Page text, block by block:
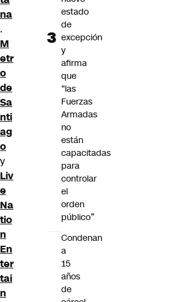
na
.
M
etr
o
de
Sa
nti
ag
o
y
Liv
e
Na
tio
n
En
ter
tai
n
estado
de
excepción
y
afirma
que
“las
Fuerzas
Armadas
no
están
capacitadas
para
controlar
el
orden
público”
Condenan
a
15
años
de